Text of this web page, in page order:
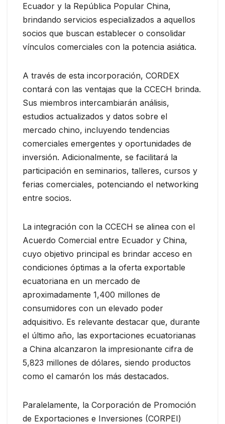
Ecuador y la República Popular China,
brindando servicios especializados a aquellos
socios que buscan establecer o consolidar
vínculos comerciales con la potencia asiática.
A través de esta incorporación, CORDEX
contará con las ventajas que la CCECH brinda.
Sus miembros intercambiarán análisis,
estudios actualizados y datos sobre el
mercado chino, incluyendo tendencias
comerciales emergentes y oportunidades de
inversión. Adicionalmente, se facilitará la
participación en seminarios, talleres, cursos y
ferias comerciales, potenciando el networking
entre socios.
La integración con la CCECH se alinea con el
Acuerdo Comercial entre Ecuador y China,
cuyo objetivo principal es brindar acceso en
condiciones óptimas a la oferta exportable
ecuatoriana en un mercado de
aproximadamente 1,400 millones de
consumidores con un elevado poder
adquisitivo. Es relevante destacar que, durante
el último año, las exportaciones ecuatorianas
a China alcanzaron la impresionante cifra de
5,823 millones de dólares, siendo productos
como el camarón los más destacados.
Paralelamente, la Corporación de Promoción
de Exportaciones e Inversiones (CORPEI)